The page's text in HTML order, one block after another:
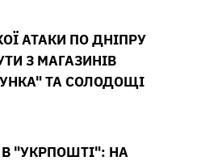
АТАКИ ПО ДНІПРУ
З МАГАЗИНІВ
ТА СОЛОДОЩІ
"УКРПОШТІ": НА